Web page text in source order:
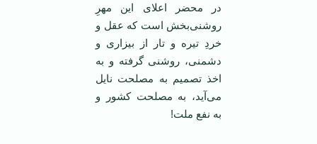
در محضر اعلای این مهرِ
روشنی‌بخش است که عقل و
خردِ تیره و تار از بیزاری و
دشمنی، روشنی گرفته و به
اخذ تصمیم به مصلحت نایل
می‌آید، به مصلحت کشور و
به نفع ملت!